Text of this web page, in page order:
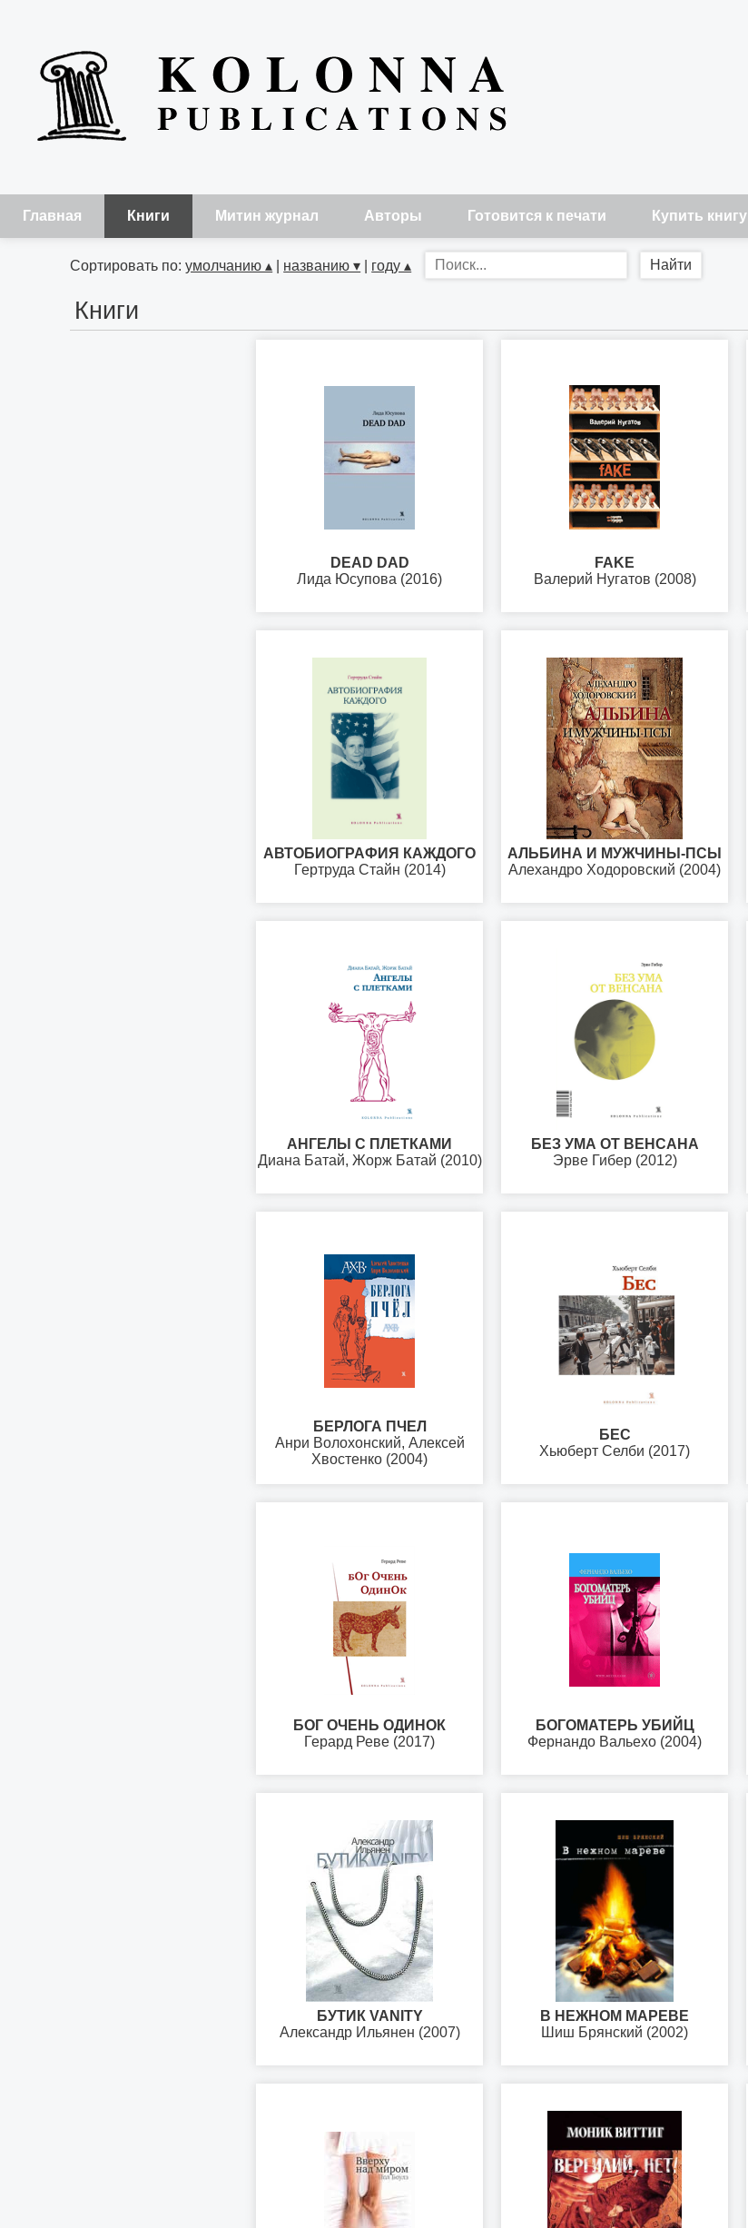
Главная Книги Митин журнал Авторы Готовится к печати Купить книгу
Сортировать по:умолчанию ▴ названию ▾ году ▴
Книги
DEAD DAD
Лида Юсупова (2016)
FAKE
Валерий Нугатов (2008)
АВТОБИОГРАФИЯ КАЖДОГО
Гертруда Стайн (2014)
АЛЬБИНА И МУЖЧИНЫ-ПСЫ
Алехандро Ходоровский (2004)
АНГЕЛЫ С ПЛЕТКАМИ
Диана Батай, Жорж Батай (2010)
БЕЗ УМА ОТ ВЕНСАНА
Эрве Гибер (2012)
БЕРЛОГА ПЧЕЛ
Анри Волохонский, Алексей
Хвостенко (2004)
БЕС
Хьюберт Селби (2017)
БОГ ОЧЕНЬ ОДИНОК
Герард Реве (2017)
БОГОМАТЕРЬ УБИЙЦ
Фернандо Вальехо (2004)
БУТИК VANITY
Александр Ильянен (2007)
В НЕЖНОМ МАРЕВЕ
Шиш Брянский (2002)